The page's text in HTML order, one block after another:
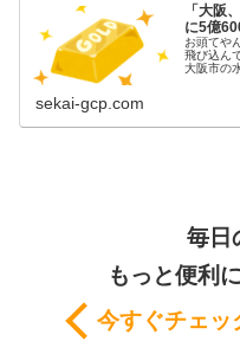
「大阪
に5億
お頭てや
飛び込ん
大阪市の
sekai-gcp.com
毎日
もっと便利
今すぐチェッ